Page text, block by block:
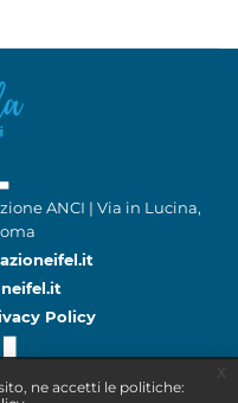
ne accetti le politiche:
ANCI | Via in Lucina,
Policy